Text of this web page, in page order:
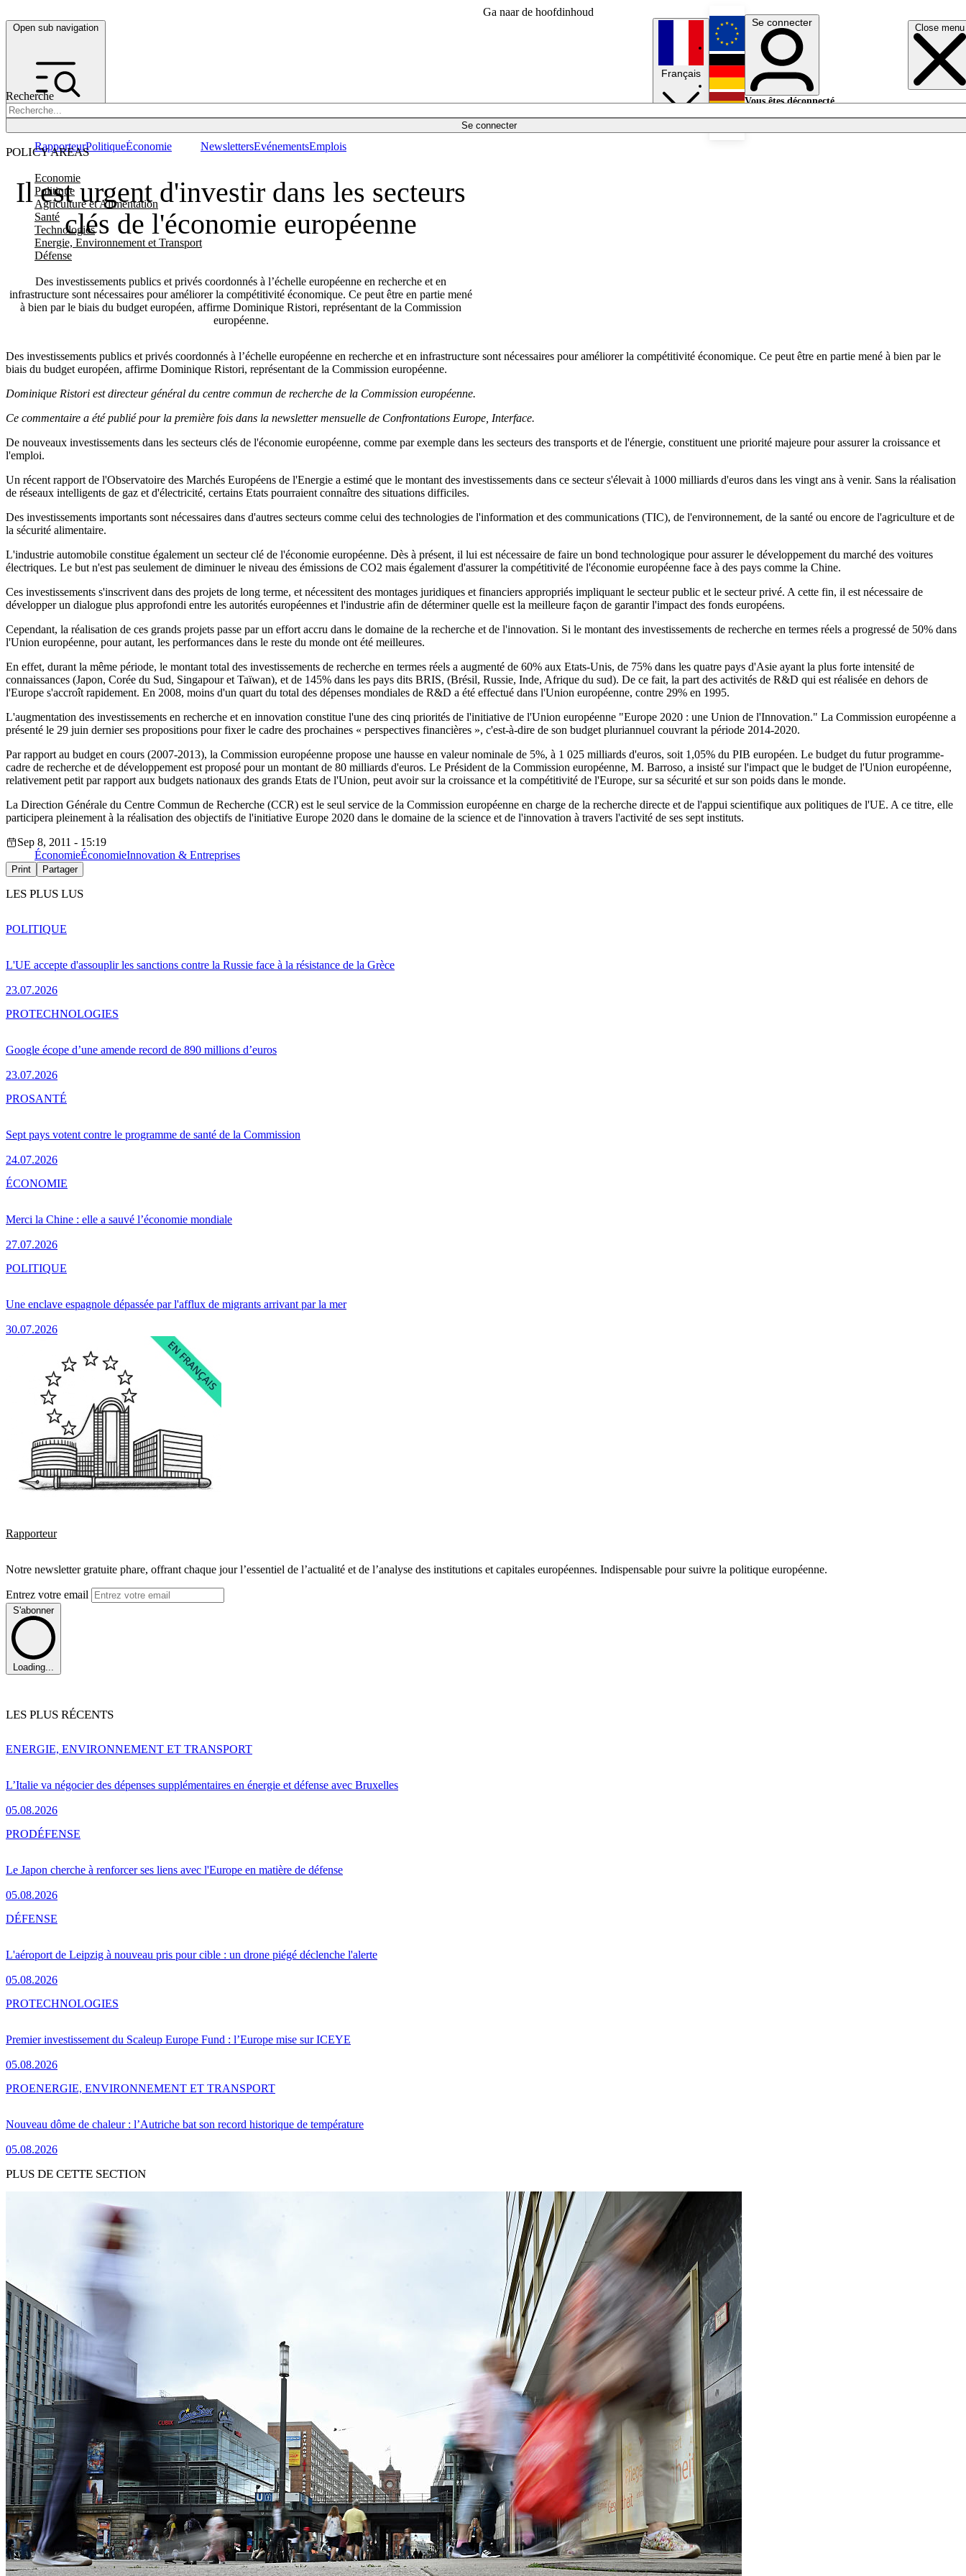
Ga naar de hoofdinhoud
Open sub navigation Close menu
Recherche
Se connecter
POLICY AREAS
Economie
Politique
Agriculture et Alimentation
Santé
Technologies
Energie, Environnement et Transport
Défense
RapporteurPolitiqueÉconomie NewslettersEvénementsEmplois
Français
English
Deutsch
Se connecter
Vous êtes déconnecté.
Il est urgent d'investir dans les secteurs
clés de l'économie européenne
Des investissements publics et privés coordonnés à l’échelle européenne en recherche et en
infrastructure sont nécessaires pour améliorer la compétitivité économique. Ce peut être en partie mené
à bien par le biais du budget européen, affirme Dominique Ristori, représentant de la Commission
européenne.
Des investissements publics et privés coordonnés à l’échelle européenne en recherche et en infrastructure sont nécessaires pour améliorer la compétitivité économique. Ce peut être en partie mené à bien par le
biais du budget européen, affirme Dominique Ristori, représentant de la Commission européenne.
Dominique Ristori est directeur général du centre commun de recherche de la Commission européenne.
Ce commentaire a été publié pour la première fois dans la newsletter mensuelle de Confrontations Europe, Interface.
De nouveaux investissements dans les secteurs clés de l'économie européenne, comme par exemple dans les secteurs des transports et de l'énergie, constituent une priorité majeure pour assurer la croissance et
l'emploi.
Un récent rapport de l'Observatoire des Marchés Européens de l'Energie a estimé que le montant des investissements dans ce secteur s'élevait à 1000 milliards d'euros dans les vingt ans à venir. Sans la réalisation
de réseaux intelligents de gaz et d'électricité, certains Etats pourraient connaître des situations difficiles.
Des investissements importants sont nécessaires dans d'autres secteurs comme celui des technologies de l'information et des communications (TIC), de l'environnement, de la santé ou encore de l'agriculture et de
la sécurité alimentaire.
L'industrie automobile constitue également un secteur clé de l'économie européenne. Dès à présent, il lui est nécessaire de faire un bond technologique pour assurer le développement du marché des voitures
électriques. Le but n'est pas seulement de diminuer le niveau des émissions de CO2 mais également d'assurer la compétitivité de l'économie européenne face à des pays comme la Chine.
Ces investissements s'inscrivent dans des projets de long terme, et nécessitent des montages juridiques et financiers appropriés impliquant le secteur public et le secteur privé. A cette fin, il est nécessaire de
développer un dialogue plus approfondi entre les autorités européennes et l'industrie afin de déterminer quelle est la meilleure façon de garantir l'impact des fonds européens.
Cependant, la réalisation de ces grands projets passe par un effort accru dans le domaine de la recherche et de l'innovation. Si le montant des investissements de recherche en termes réels a progressé de 50% dans
l'Union européenne, pour autant, les performances dans le reste du monde ont été meilleures.
En effet, durant la même période, le montant total des investissements de recherche en termes réels a augmenté de 60% aux Etats-Unis, de 75% dans les quatre pays d'Asie ayant la plus forte intensité de
connaissances (Japon, Corée du Sud, Singapour et Taïwan), et de 145% dans les pays dits BRIS, (Brésil, Russie, Inde, Afrique du sud). De ce fait, la part des activités de R&D qui est réalisée en dehors de
l'Europe s'accroît rapidement. En 2008, moins d'un quart du total des dépenses mondiales de R&D a été effectué dans l'Union européenne, contre 29% en 1995.
L'augmentation des investissements en recherche et en innovation constitue l'une des cinq priorités de l'initiative de l'Union européenne "Europe 2020 : une Union de l'Innovation." La Commission européenne a
présenté le 29 juin dernier ses propositions pour fixer le cadre des prochaines « perspectives financières », c'est-à-dire de son budget pluriannuel couvrant la période 2014-2020.
Par rapport au budget en cours (2007-2013), la Commission européenne propose une hausse en valeur nominale de 5%, à 1 025 milliards d'euros, soit 1,05% du PIB européen. Le budget du futur programme-
cadre de recherche et de développement est proposé pour un montant de 80 milliards d'euros. Le Président de la Commission européenne, M. Barroso, a insisté sur l'impact que le budget de l'Union européenne,
relativement petit par rapport aux budgets nationaux des grands Etats de l'Union, peut avoir sur la croissance et la compétitivité de l'Europe, sur sa sécurité et sur son poids dans le monde.
La Direction Générale du Centre Commun de Recherche (CCR) est le seul service de la Commission européenne en charge de la recherche directe et de l'appui scientifique aux politiques de l'UE. A ce titre, elle
participera pleinement à la réalisation des objectifs de l'initiative Europe 2020 dans le domaine de la science et de l'innovation à travers l'activité de ses sept instituts.
Sep 8, 2011 - 15:19
ÉconomieÉconomieInnovation & Entreprises
Print Partager
LES PLUS LUS
L'UE accepte d'assouplir les sanctions contre la Russie face à la résistance de la Grèce
23.07.2026
POLITIQUE
Google écope d’une amende record de 890 millions d’euros
23.07.2026
PROTECHNOLOGIES
Sept pays votent contre le programme de santé de la Commission
24.07.2026
PROSANTÉ
Merci la Chine : elle a sauvé l’économie mondiale
27.07.2026
ÉCONOMIE
Une enclave espagnole dépassée par l'afflux de migrants arrivant par la mer
30.07.2026
POLITIQUE
Rapporteur
Notre newsletter gratuite phare, offrant chaque jour l’essentiel de l’actualité et de l’analyse des institutions et capitales européennes. Indispensable pour suivre la politique européenne.
Entrez votre email
S'abonner
Loading...
LES PLUS RÉCENTS
L’Italie va négocier des dépenses supplémentaires en énergie et défense avec Bruxelles
05.08.2026
ENERGIE, ENVIRONNEMENT ET TRANSPORT
Le Japon cherche à renforcer ses liens avec l'Europe en matière de défense
05.08.2026
PRODÉFENSE
L'aéroport de Leipzig à nouveau pris pour cible : un drone piégé déclenche l'alerte
05.08.2026
DÉFENSE
Premier investissement du Scaleup Europe Fund : l’Europe mise sur ICEYE
05.08.2026
PROTECHNOLOGIES
Nouveau dôme de chaleur : l’Autriche bat son record historique de température
05.08.2026
PROENERGIE, ENVIRONNEMENT ET TRANSPORT
PLUS DE CETTE SECTION